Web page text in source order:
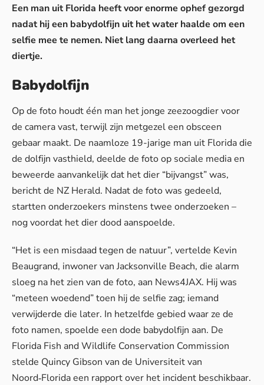
Een man uit Florida heeft voor enorme ophef gezorgd
nadat hij een babydolfijn uit het water haalde om een
selfie mee te nemen. Niet lang daarna overleed het
diertje.
Babydolfijn
Op de foto houdt één man het jonge zeezoogdier voor
de camera vast, terwijl zijn metgezel een obsceen
gebaar maakt. De naamloze 19-jarige man uit Florida die
de dolfijn vasthield, deelde de foto op sociale media en
beweerde aanvankelijk dat het dier “bijvangst” was,
bericht de NZ Herald. Nadat de foto was gedeeld,
startten onderzoekers minstens twee onderzoeken –
nog voordat het dier dood aanspoelde.
“Het is een misdaad tegen de natuur”, vertelde Kevin
Beaugrand, inwoner van Jacksonville Beach, die alarm
sloeg na het zien van de foto, aan News4JAX. Hij was
“meteen woedend” toen hij de selfie zag; iemand
verwijderde die later. In hetzelfde gebied waar ze de
foto namen, spoelde een dode babydolfijn aan. De
Florida Fish and Wildlife Conservation Commission
stelde Quincy Gibson van de Universiteit van
Noord‑Florida een rapport over het incident beschikbaar.